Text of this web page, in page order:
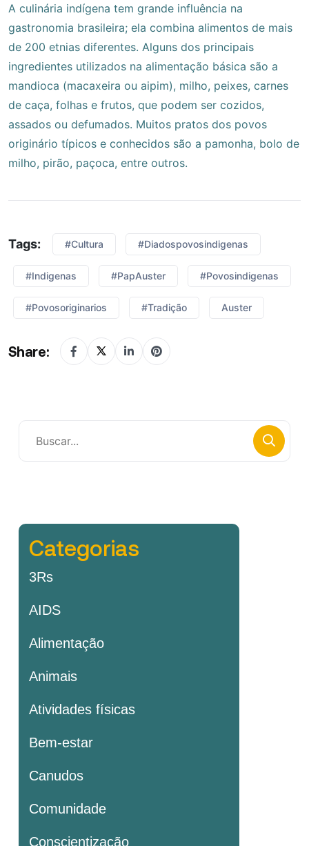
A culinária indígena tem grande influência na
gastronomia brasileira; ela combina alimentos de mais
de 200 etnias diferentes. Alguns dos principais
ingredientes utilizados na alimentação básica são a
mandioca (macaxeira ou aipim), milho, peixes, carnes
de caça, folhas e frutos, que podem ser cozidos,
assados ou defumados. Muitos pratos dos povos
originário típicos e conhecidos são a pamonha, bolo de
milho, pirão, paçoca, entre outros.
Tags: #cultura #diadospovosindigenas
#indigenas #PapAuster #povosindigenas
#povosoriginarios #tradição Auster
Share:
Categorias
3Rs
AIDS
Alimentação
Animais
Atividades físicas
Bem-estar
Canudos
Comunidade
Conscientização